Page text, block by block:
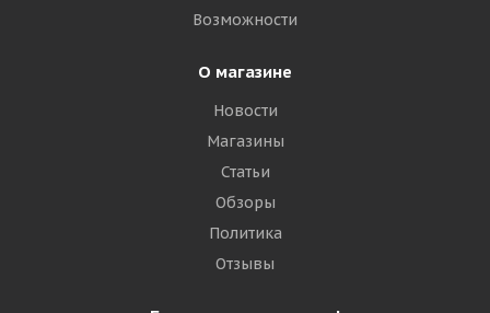
Подробнее
Возможности
О магазине
Новости
Магазины
Статьи
Обзоры
Политика
Отзывы